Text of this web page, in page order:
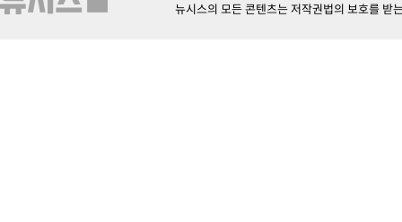
뉴시스의 모든 콘텐츠는 저작권법의 보호를